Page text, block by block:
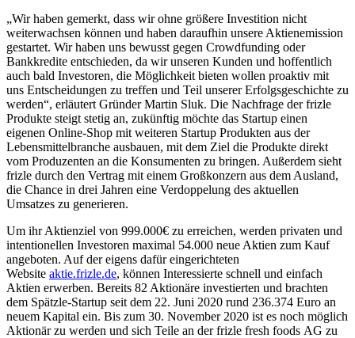
„Wir haben gemerkt, dass wir ohne größere Investition nicht
weiterwachsen können und haben daraufhin unsere Aktienemission
gestartet. Wir haben uns bewusst gegen Crowdfunding oder
Bankkredite entschieden, da wir unseren Kunden und hoffentlich
auch bald Investoren, die Möglichkeit bieten wollen proaktiv mit
uns Entscheidungen zu treffen und Teil unserer Erfolgsgeschichte zu
werden“, erläutert Gründer Martin Sluk. Die Nachfrage der frizle
Produkte steigt stetig an, zukünftig möchte das Startup einen
eigenen Online-Shop mit weiteren Startup Produkten aus der
Lebensmittelbranche ausbauen, mit dem Ziel die Produkte direkt
vom Produzenten an die Konsumenten zu bringen. Außerdem sieht
frizle durch den Vertrag mit einem Großkonzern aus dem Ausland,
die Chance in drei Jahren eine Verdoppelung des aktuellen
Umsatzes zu generieren.
Um ihr Aktienziel von 999.000€ zu erreichen, werden privaten und
intentionellen Investoren maximal 54.000 neue Aktien zum Kauf
angeboten. Auf der eigens dafür eingerichteten
Website aktie.frizle.de, können Interessierte schnell und einfach
Aktien erwerben. Bereits 82 Aktionäre investierten und brachten
dem Spätzle-Startup seit dem 22. Juni 2020 rund 236.374 Euro an
neuem Kapital ein. Bis zum 30. November 2020 ist es noch möglich
Aktionär zu werden und sich Teile an der frizle fresh foods AG zu